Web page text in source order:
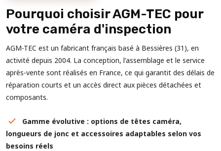
Pourquoi choisir AGM-TEC pour
votre caméra d'inspection
AGM-TEC est un fabricant français basé à Bessières (31), en
activité depuis 2004. La conception, l'assemblage et le service
après-vente sont réalisés en France, ce qui garantit des délais de
réparation courts et un accès direct aux pièces détachées et
composants.
Gamme évolutive : options de têtes caméra,
longueurs de jonc et accessoires adaptables selon vos
besoins réels